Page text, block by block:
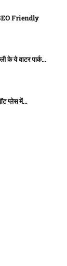
Friendly
ये वाटर पार्क…
प्लेस में…